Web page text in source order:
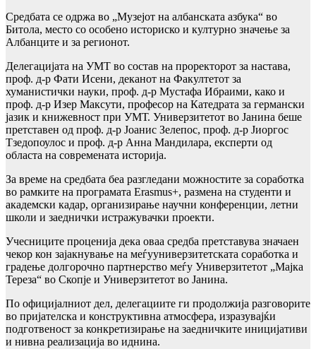
Средбата се одржа во „Музејот на албанската азбука“ во
Битола, место со особено историско и културно значење за
Албанците и за регионот.
Делегацијата на УМТ во состав на проректорот за настава,
проф. д-р Фати Исени, деканот на Факултетот за
хуманистички науки, проф. д-р Мустафа Ибраими, како и
проф. д-р Изер Максути, професор на Катедрата за германски
јазик и книжевност при УМТ. Универзитетот во Јанина беше
претставен од проф. д-р Јоанис Зелепос, проф. д-р Јиоргос
Тзедопоулос и проф. д-р Анна Мандилара, експерти од
областа на современата историја.
За време на средбата беа разгледани можностите за соработка
во рамките на програмата Erasmus+, размена на студенти и
академски кадар, организирање научни конференции, летни
школи и заеднички истражувачки проекти.
Учесниците проценија дека оваа средба претставува значаен
чекор кон зајакнување на меѓууниверзитетската соработка и
градење долгорочно партнерство меѓу Универзитетот „Мајка
Тереза“ во Скопје и Универзитетот во Јанина.
По официјалниот дел, делегациите ги продолжија разговорите
во пријателска и конструктивна атмосфера, изразувајќи
подготвеност за конкретизирање на заедничките иницијативи
и нивна реализација во иднина.